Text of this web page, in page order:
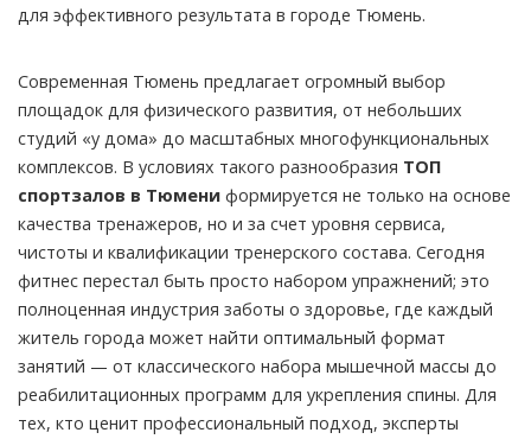
для эффективного результата в городе Тюмень.
Современная Тюмень предлагает огромный выбор
площадок для физического развития, от небольших
студий «у дома» до масштабных многофункциональных
комплексов. В условиях такого разнообразия ТОП
спортзалов в Тюмени формируется не только на основе
качества тренажеров, но и за счет уровня сервиса,
чистоты и квалификации тренерского состава. Сегодня
фитнес перестал быть просто набором упражнений; это
полноценная индустрия заботы о здоровье, где каждый
житель города может найти оптимальный формат
занятий — от классического набора мышечной массы до
реабилитационных программ для укрепления спины. Для
тех, кто ценит профессиональный подход, эксперты